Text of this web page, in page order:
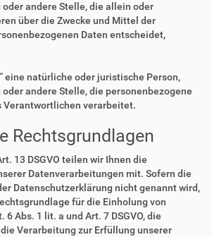
andere Stelle, die allein oder
über die Zwecke und Mittel der
Daten entscheidet,
eine natürliche oder juristische Person,
andere Stelle, die personenbezogene
Verantwortlichen verarbeitet.
Rechtsgrundlagen
13 DSGVO teilen wir Ihnen die
Datenverarbeitungen mit. Sofern die
Datenschutzerklärung nicht genannt wird,
für die Einholung von
Abs. 1 lit. a und Art. 7 DSGVO, die
Verarbeitung zur Erfüllung unserer